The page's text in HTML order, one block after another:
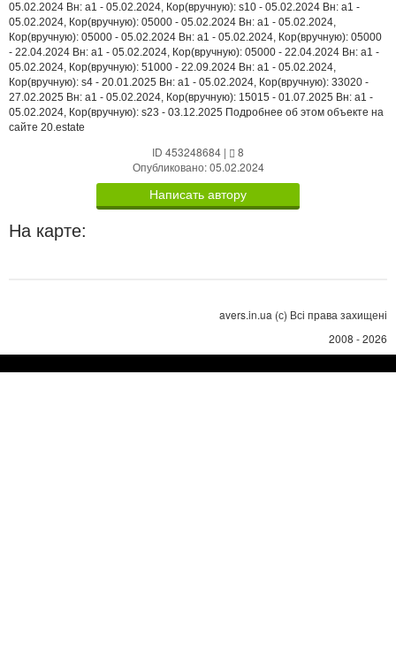
05.02.2024 Вн: a1 - 05.02.2024, Кор(вручную): s10 - 05.02.2024 Вн: a1 -
05.02.2024, Кор(вручную): 05000 - 05.02.2024 Вн: a1 - 05.02.2024,
Кор(вручную): 05000 - 05.02.2024 Вн: a1 - 05.02.2024, Кор(вручную): 05000
- 22.04.2024 Вн: a1 - 05.02.2024, Кор(вручную): 05000 - 22.04.2024 Вн: a1 -
05.02.2024, Кор(вручную): 51000 - 22.09.2024 Вн: a1 - 05.02.2024,
Кор(вручную): s4 - 20.01.2025 Вн: a1 - 05.02.2024, Кор(вручную): 33020 -
27.02.2025 Вн: a1 - 05.02.2024, Кор(вручную): 15015 - 01.07.2025 Вн: a1 -
05.02.2024, Кор(вручную): s23 - 03.12.2025 Подробнее об этом объекте на
сайте 20.estate
ID 453248684 |
8
Опубликовано: 05.02.2024
Написать автору
На карте:
avers.in.ua (с) Всі права захищені
2008 - 2026